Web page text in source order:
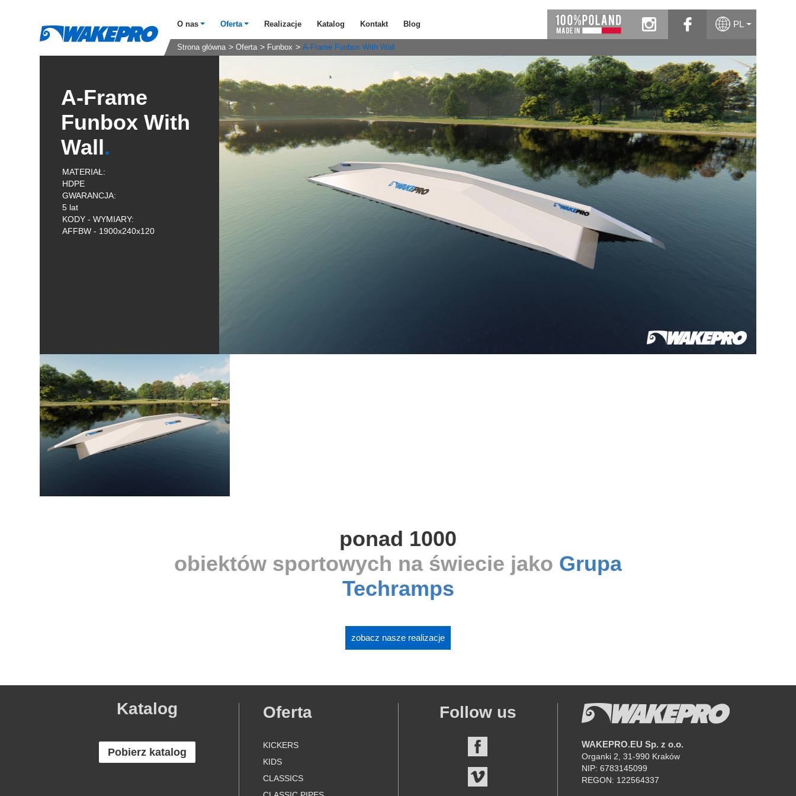
O nas Oferta Realizacje Katalog Kontakt Blog
instagram
PL
Strona główna Oferta Funbox A-Frame Funbox With Wall
A-Frame
Funbox With
Wall
MATERIAŁ:
HDPE
GWARANCJA:
5 lat
KODY - WYMIARY:
AFFBW - 1900x240x120
ponad 1000
obiektów sportowych na świecie jako Grupa
Techramps
zobacz nasze realizacje
Katalog
Pobierz katalog
Oferta
KICKERS
KIDS
CLASSICS
Follow us
WAKEPRO.EU Sp. z o.o.
Organki 2, 31-990 Kraków
NIP: 6783145099
REGON: 122564337